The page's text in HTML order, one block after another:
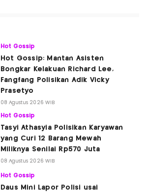
Hot Gossip
Hot Gossip: Mantan Asisten
Bongkar Kelakuan Richard Lee,
Fangfang Polisikan Adik Vicky
Prasetyo
08 Agustus 2026 WIB
Hot Gossip
Tasyi Athasyia Polisikan Karyawan
yang Curi 12 Barang Mewah
Miliknya Senilai Rp570 Juta
08 Agustus 2026 WIB
Hot Gossip
Daus Mini Lapor Polisi usai